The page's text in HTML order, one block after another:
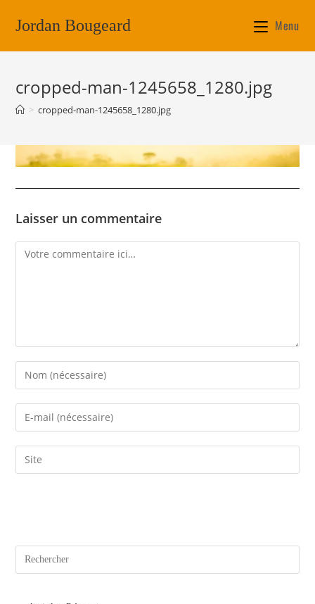
Jordan Bougeard Menu
cropped-man-1245658_1280.jpg
> cropped-man-1245658_1280.jpg
Laisser un commentaire